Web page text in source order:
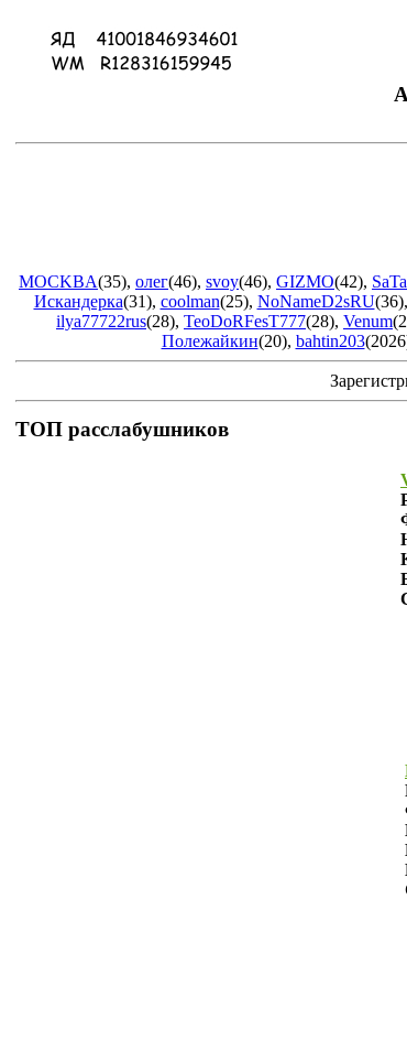
MOCKBA(35), олег(46), svoy(46), GIZMO(42),
Искандерка(31), coolman(25), NoNameD2sRU(36),
ilya77722rus(28), TeoDoRFesT777(28), Venum
Полежайкин(20), bahtin203
ТОП расслабушников